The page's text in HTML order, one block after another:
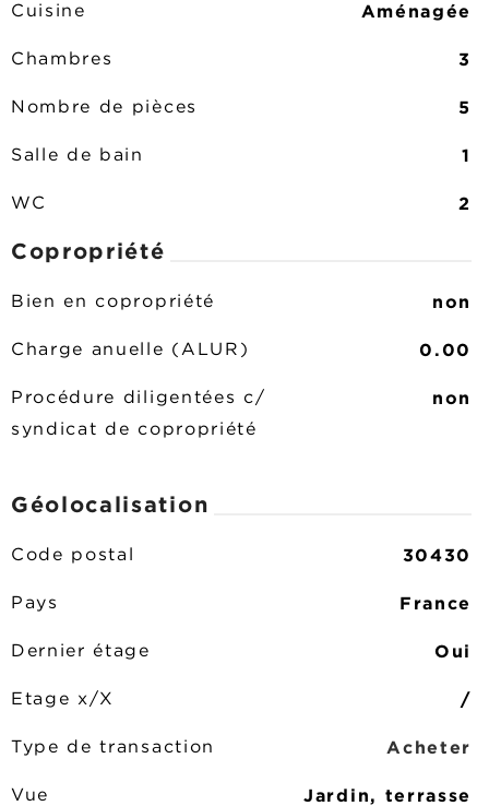
Cuisine Aménagée
Chambres 3
Nombre de pièces 5
Salle de bain 1
WC 2
Copropriété
Bien en copropriété non
Charge anuelle (ALUR) 0.00
Procédure diligentées c/
syndicat de copropriété
non
Géolocalisation
Code postal 30430
Pays France
Dernier étage Oui
Etage x/X /
Type de transaction Acheter
Vue Jardin, terrasse